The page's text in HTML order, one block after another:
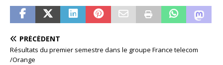
PRÉCÉDENT
Résultats du premier semestre dans le groupe France telecom
/Orange